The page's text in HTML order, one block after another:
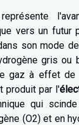
vers un futur
son mode
gris ou
gaz à effet de
produit par l'
qui
(O2) et en